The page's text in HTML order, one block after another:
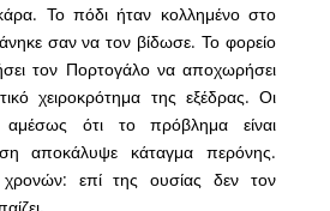
Το πόδι ήταν κολλημένο στο
σαν να τον βίδωσε. Το φορείο
τον Πορτογάλο να αποχωρήσει
χειροκρότημα της εξέδρας. Οι
αμέσως ότι το πρόβλημα είναι
αποκάλυψε κάταγμα περόνης.
χρονών: επί της ουσίας δεν τον